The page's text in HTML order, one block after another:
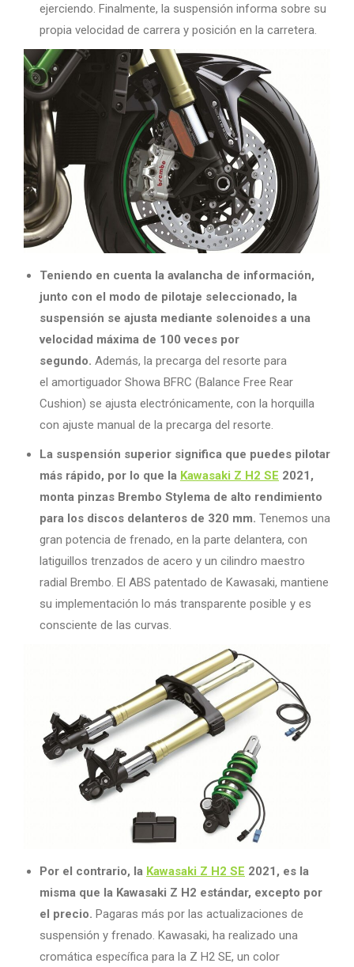
ejerciendo. Finalmente, la suspensión informa sobre su
propia velocidad de carrera y posición en la carretera.
Teniendo en cuenta la avalancha de información,
junto con el modo de pilotaje seleccionado, la
suspensión se ajusta mediante solenoides a una
velocidad máxima de 100 veces por
segundo. Además, la precarga del resorte para
el amortiguador Showa BFRC (Balance Free Rear
Cushion) se ajusta electrónicamente, con la horquilla
con ajuste manual de la precarga del resorte.
La suspensión superior significa que puedes pilotar
más rápido, por lo que la Kawasaki Z H2 SE 2021,
monta pinzas Brembo Stylema de alto rendimiento
para los discos delanteros de 320 mm. Tenemos una
gran potencia de frenado, en la parte delantera, con
latiguillos trenzados de acero y un cilindro maestro
radial Brembo. El ABS patentado de Kawasaki, mantiene
su implementación lo más transparente posible y es
consciente de las curvas.
Por el contrario, la Kawasaki Z H2 SE 2021, es la
misma que la Kawasaki Z H2 estándar, excepto por
el precio. Pagaras más por las actualizaciones de
suspensión y frenado. Kawasaki, ha realizado una
cromática específica para la Z H2 SE, un color